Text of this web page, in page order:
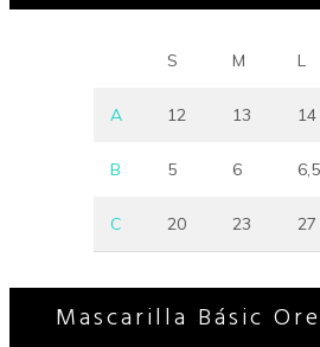
S M L
A 12 13 14
B 5 6 6,5
C 20 23 27
Mascarilla Básic